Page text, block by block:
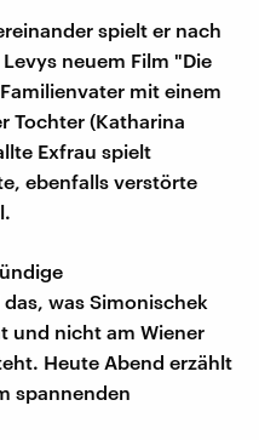
spielt er nach
neuem Film "Die
mit einem
Tochter (Katharina
Exfrau spielt
ebenfalls verstörte
was Simonischek
und nicht am Wiener
Heute Abend erzählt
spannenden